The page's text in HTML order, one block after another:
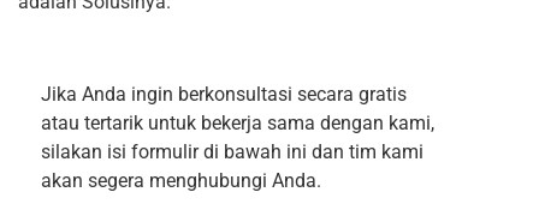
Jika Anda ingin berkonsultasi secara gratis
atau tertarik untuk bekerja sama dengan kami,
silakan isi formulir di bawah ini dan tim kami
akan segera menghubungi Anda.